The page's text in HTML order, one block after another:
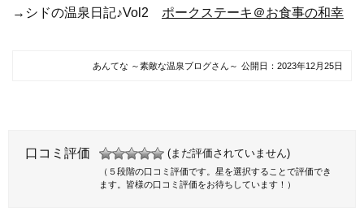
→シドの温泉日記♪Vol2 ポークステーキ＠お食事の和幸
あんてな ～素敵な温泉ブログさん～ 公開日： 2023年12月25日
口コミ評価 (まだ評価されていません)
（５段階の口コミ評価です。星を選択することで評価でき
ます。皆様の口コミ評価をお待ちしています！）